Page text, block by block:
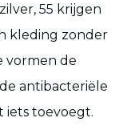
55 krijgen
kleding zonder
vormen de
antibacteriële
iets toevoegt.